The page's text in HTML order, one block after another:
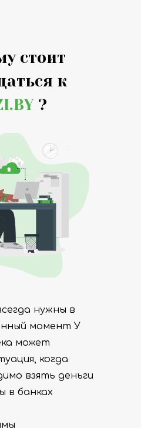
стоит
к
?
нужны в
момент У
может
когда
взять деньги
в банках